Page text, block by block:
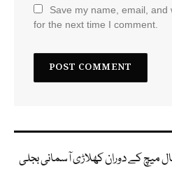
Save my name, email,
for the next time I comment.
میچ کے دوران کھلاڑی آسمانی بجلی